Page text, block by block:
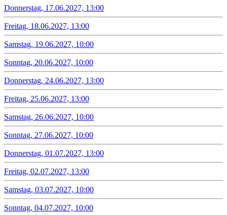
Donnerstag, 17.06.2027, 13:00
Freitag, 18.06.2027, 13:00
Samstag, 19.06.2027, 10:00
Sonntag, 20.06.2027, 10:00
Donnerstag, 24.06.2027, 13:00
Freitag, 25.06.2027, 13:00
Samstag, 26.06.2027, 10:00
Sonntag, 27.06.2027, 10:00
Donnerstag, 01.07.2027, 13:00
Freitag, 02.07.2027, 13:00
Samstag, 03.07.2027, 10:00
Sonntag, 04.07.2027, 10:00